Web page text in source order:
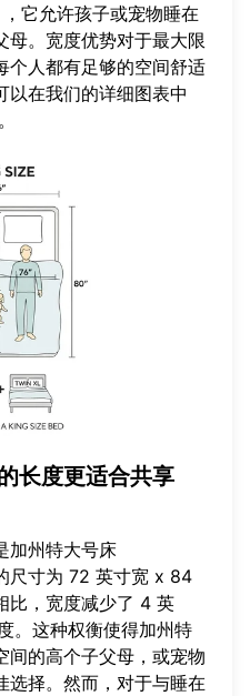
，它允许孩子或宠物睡在
母。宽度优势对于最大限
个人都有足够的空间舒适
以在我们的详细图表中
长度更适合共享
加州特大号床
尺寸为 72 英寸宽 x 84
比，宽度减少了 4 英
。这种权衡使得加州特
间的高个子父母，或宠物
选择。然而，对于与睡在